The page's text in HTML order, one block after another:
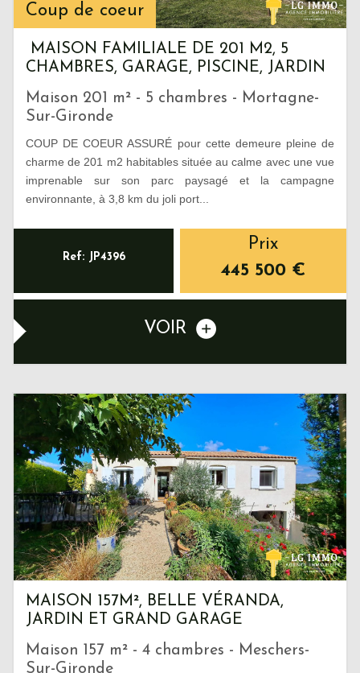
Coup de coeur
MAISON FAMILIALE DE 201 M2, 5
CHAMBRES, GARAGE, PISCINE, JARDIN
Maison 201 m² - 5 chambres - Mortagne-
Sur-Gironde
COUP DE COEUR ASSURÉ pour cette demeure pleine de
charme de 201 m2 habitables située au calme avec une vue
imprenable sur son parc paysagé et la campagne
environnante, à 3,8 km du joli port...
Ref: JP4396
Prix
445 500 €
VOIR
MAISON 157M², BELLE VÉRANDA,
JARDIN ET GRAND GARAGE
Maison 157 m² - 4 chambres - Meschers-
Sur-Gironde